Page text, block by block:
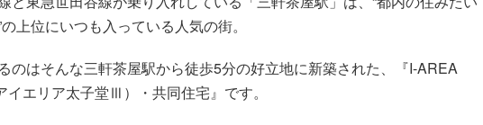
上位にいつも入っている人気の街。
のはそんな三軒茶屋駅から徒歩5分の好立地に新築された、『I-AREA
エリア太子堂Ⅲ）・共同住宅』です。